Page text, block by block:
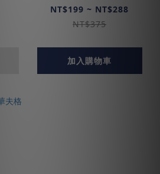
NT$199 ~ NT$288
NT$375
加入購物車